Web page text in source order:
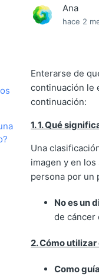
Ana
hace 2
Enterarse de
continuación le
continuación:
1. 1. Qué
Una
imagen y en
persona por un
No es un
de cáncer
2. Cómo
Como